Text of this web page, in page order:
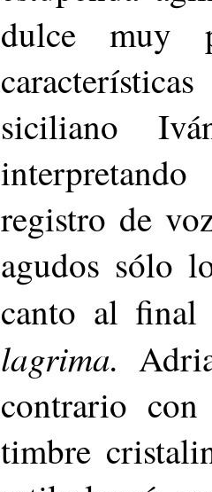
dulce muy
siciliano
registro de
agudos sólo
canto al
lagrima.
contrario
timbre